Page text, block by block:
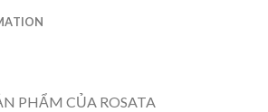
PHẨM CỦA ROSATA